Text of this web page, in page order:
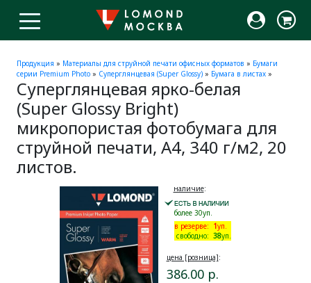
Продукция » Материалы для струйной печати офисных форматов » Бумаги
серии Premium Photo » Суперглянцевая (Super Glossy) » Бумага в листах »
Суперглянцевая ярко-белая
(Super Glossy Bright)
микропористая фотобумага для
струйной печати, A4, 340 г/м2, 20
листов.
наличие:
более 30уп.
в резерве: 1уп.
свободно: 38уп.
цена [розница]:
386.00 р.